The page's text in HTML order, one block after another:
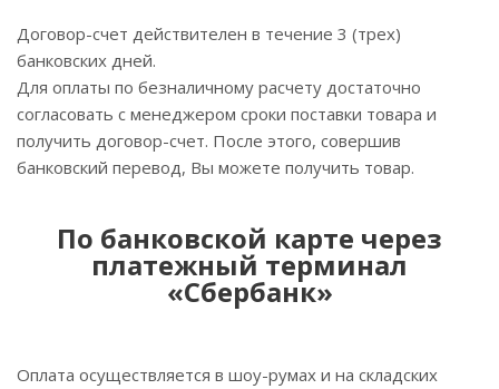
Договор-счет действителен в течение 3 (трех)
банковских дней.
Для оплаты по безналичному расчету достаточно
согласовать с менеджером сроки поставки товара и
получить договор-счет. После этого, совершив
банковский перевод, Вы можете получить товар.
По банковской карте через
платежный терминал
«Сбербанк»
Оплата осуществляется в шоу-румах и на складских